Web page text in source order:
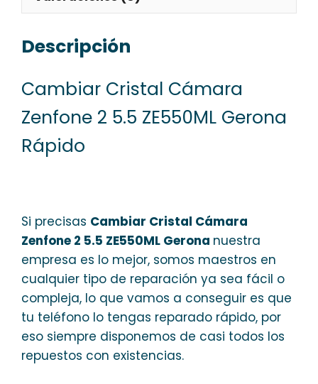
Descripción
Cambiar Cristal Cámara
Zenfone 2 5.5 ZE550ML Gerona
Rápido
Si precisas Cambiar Cristal Cámara
Zenfone 2 5.5 ZE550ML Gerona nuestra
empresa es lo mejor, somos maestros en
cualquier tipo de reparación ya sea fácil o
compleja, lo que vamos a conseguir es que
tu teléfono lo tengas reparado rápido, por
eso siempre disponemos de casi todos los
repuestos con existencias.